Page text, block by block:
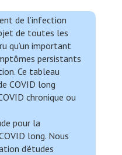
de l’infection
de toutes les
qu’un important
persistants
Ce tableau
COVID long
chronique ou
pour la
long. Nous
d’études